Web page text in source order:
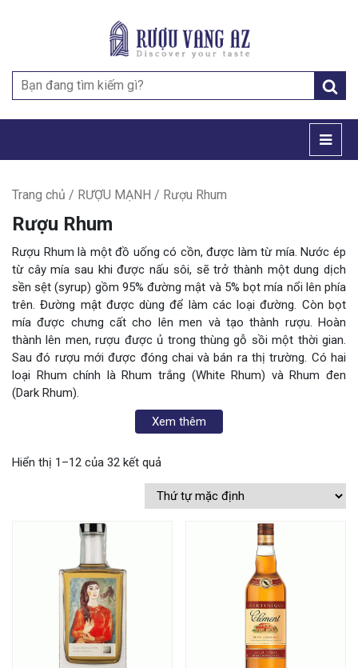
Search
for:
Trang chủ / RƯỢU MẠNH / Rượu Rhum
Rượu Rhum
Rượu Rhum là một đồ uống có cồn, được làm từ mía. Nước ép
từ cây mía sau khi được nấu sôi, sẽ trở thành một dung dịch
sền sệt (syrup) gồm 95% đường mật và 5% bọt mía nổi lên phía
trên. Đường mật được dùng để làm các loại đường. Còn bọt
mía được chưng cất cho lên men và tạo thành rượu. Hoàn
thành lên men, rượu được ủ trong thùng gỗ sồi một thời gian.
Sau đó rượu mới được đóng chai và bán ra thị trường. Có hai
loại Rhum chính là Rhum trắng (White Rhum) và Rhum đen
(Dark Rhum).
Xem thêm
Hiển thị 1–12 của 32 kết quả